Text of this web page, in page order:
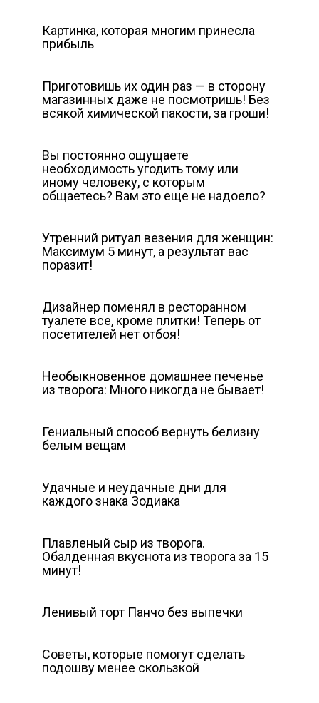
Картинка, которая многим принесла
прибыль
Приготовишь их один раз — в сторону
магазинных даже не посмотришь! Без
всякой химической пакости, за гроши!
Вы постоянно ощущаете
необходимость угодить тому или
иному человеку, с которым
общаетесь? Вам это еще не надоело?
Утренний ритуал везения для женщин:
Максимум 5 минут, а результат вас
поразит!
Дизайнер поменял в ресторанном
туалете все, кроме плитки! Теперь от
посетителей нет отбоя!
Необыкновенное домашнее печенье
из творога: Много никогда не бывает!
Гениальный способ вернуть белизну
белым вещам
Удачные и неудачные дни для
каждого знака Зодиака
Плавленый сыр из творога.
Обалденная вкуснота из творога за 15
минут!
Ленивый торт Панчо без выпечки
Советы, которые помогут сделать
подошву менее скользкой